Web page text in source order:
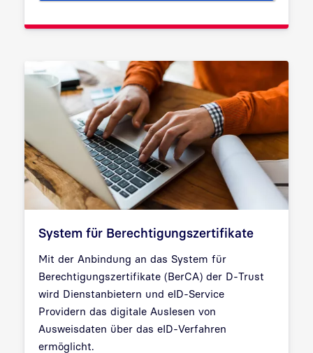
System für Berechtigungszertifikate
Mit der Anbindung an das System für
Berechtigungszertifikate (BerCA) der D-Trust
wird Dienstanbietern und eID-Service
Providern das digitale Auslesen von
Ausweisdaten über das eID-Verfahren
ermöglicht.